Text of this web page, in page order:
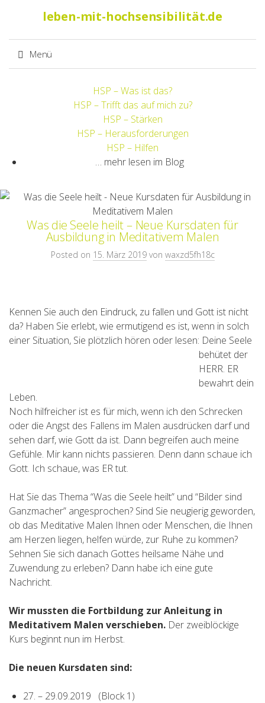
leben-mit-hochsensibilität.de
Menü
HSP – Was ist das?
HSP – Trifft das auf mich zu?
HSP – Stärken
HSP – Herausforderungen
HSP – Hilfen
… mehr lesen im Blog
Was die Seele heilt – Neue Kursdaten für
Ausbildung in Meditativem Malen
Posted on 15. März 2019 von waxzd5fh18c
Kennen Sie auch den Eindruck, zu fallen und Gott ist nicht
da? Haben Sie erlebt, wie ermutigend es ist, wenn in solch
einer Situation, Sie plötzlich hören oder lesen: Deine Seele
behütet der
HERR. ER
bewahrt dein
Leben.
Noch hilfreicher ist es für mich, wenn ich den Schrecken
oder die Angst des Fallens im Malen ausdrücken darf und
sehen darf, wie Gott da ist. Dann begreifen auch meine
Gefühle. Mir kann nichts passieren. Denn dann schaue ich
Gott. Ich schaue, was ER tut.
Hat Sie das Thema “Was die Seele heilt” und “Bilder sind
Ganzmacher” angesprochen? Sind Sie neugierig geworden,
ob das Meditative Malen Ihnen oder Menschen, die Ihnen
am Herzen liegen, helfen würde, zur Ruhe zu kommen?
Sehnen Sie sich danach Gottes heilsame Nähe und
Zuwendung zu erleben? Dann habe ich eine gute
Nachricht.
Wir mussten die Fortbildung zur Anleitung in
Meditativem Malen verschieben. Der zweiblöckige
Kurs beginnt nun im Herbst.
Die neuen Kursdaten sind:
27. – 29.09.2019 (Block 1)